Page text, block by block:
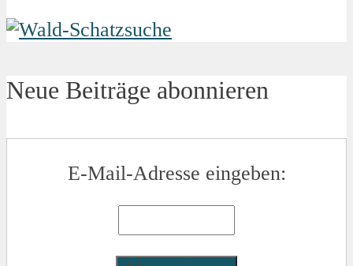
Neue Beiträge abonnieren
E-Mail-Adresse eingeben: